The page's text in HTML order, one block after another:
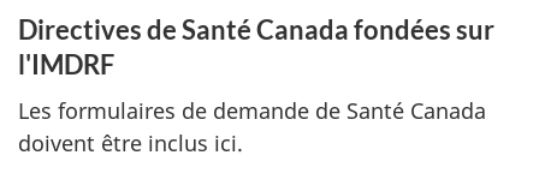
Directives de Santé Canada fondées sur
l'IMDRF
Les formulaires de demande de Santé Canada
doivent être inclus ici.